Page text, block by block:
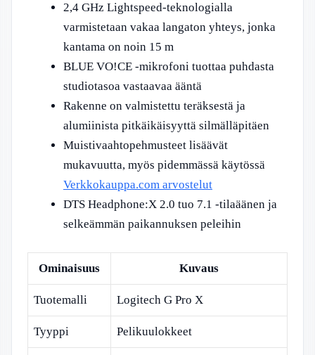
2,4 GHz Lightspeed-teknologialla
varmistetaan vakaa langaton yhteys, jonka
kantama on noin 15 m
BLUE VO!CE -mikrofoni tuottaa puhdasta
studiotasoa vastaavaa ääntä
Rakenne on valmistettu teräksestä ja
alumiinista pitkäikäisyyttä silmälläpitäen
Muistivaahtopehmusteet lisäävät
mukavuutta, myös pidemmässä käytössä
Verkkokauppa.com arvostelut
DTS Headphone:X 2.0 tuo 7.1 -tilaäänen ja
selkeämmän paikannuksen peleihin
Ominaisuus Kuvaus
Tuotemalli Logitech G Pro X
Tyyppi Pelikuulokkeet